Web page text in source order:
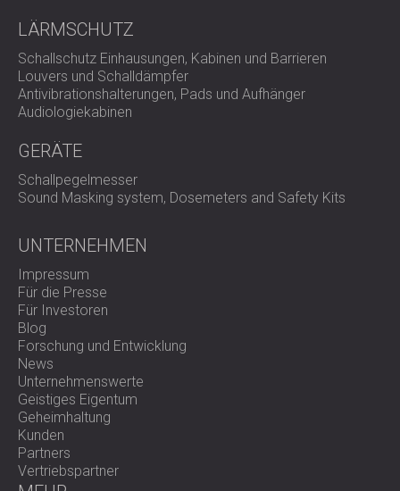
LÄRMSCHUTZ
Schallschutz Einhausungen, Kabinen und Barrieren
Louvers und Schalldämpfer
Antivibrationshalterungen, Pads und Aufhänger
Audiologiekabinen
GERÄTE
Schallpegelmesser
Sound Masking system, Dosemeters and Safety Kits
UNTERNEHMEN
Impressum
Für die Presse
Für Investoren
Blog
Forschung und Entwicklung
News
Unternehmenswerte
Geistiges Eigentum
Geheimhaltung
Kunden
Partners
Vertriebspartner